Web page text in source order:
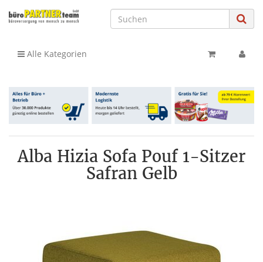
Alle Kategorien
Alba Hizia Sofa Pouf 1-Sitzer
Safran Gelb